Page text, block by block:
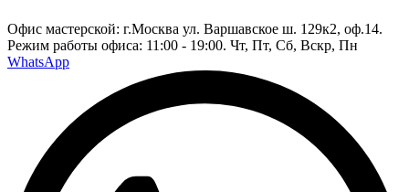
Офис мастерской: г.Москва ул. Варшавское ш. 129к2, оф.14.
Режим работы офиса: 11:00 - 19:00. Чт, Пт, Сб, Вскр, Пн
WhatsApp